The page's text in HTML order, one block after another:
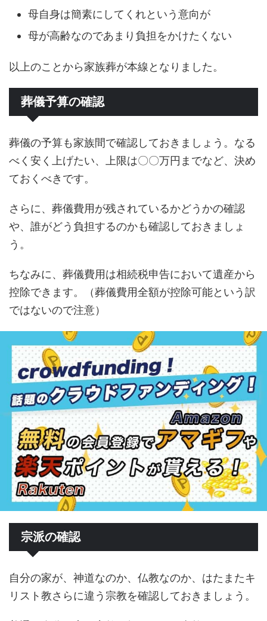
母自身は簡素にしてくれという意向が
母が高齢なのであまり負担をかけたくない
以上のことから家族葬が本線となりました。
葬儀予算の確認
葬儀の予算も家族間で確認しておきましょう。なる
べく安く上げたい、上限は〇〇万円までなど、決め
ておくべきです。
さらに、葬儀費用が残されているかどうかの確認
や、誰がどう負担するのかも確認しておきましょ
う。
ちなみに、葬儀費用は相続税申告において遺産から
控除できます。（葬儀費用全額が控除可能という訳
ではないので注意）
宗派の確認
自分の家が、神道なのか、仏教なのか、はたまたキ
リスト教さらに違う宗教を確認しておきましょう。